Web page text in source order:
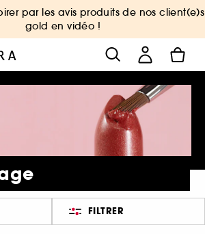
par les avis produits de nos client(e)s
gold en vidéo !
FILTRER